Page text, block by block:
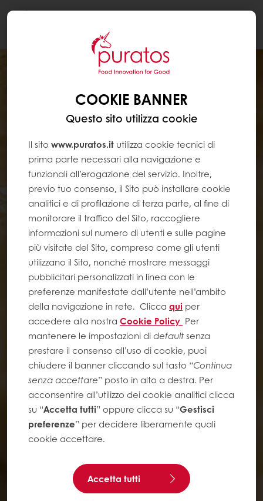
COOKIE BANNER
Questo sito utilizza cookie
Il sito www.puratos.it utilizza cookie tecnici di
prima parte necessari alla navigazione e
funzionali all’erogazione del servizio. Inoltre,
previo tuo consenso, il Sito può installare cookie
analitici e di profilazione di terza parte, al fine di
monitorare il traffico del Sito, raccogliere
informazioni sul numero di utenti e sulle pagine
più visitate del Sito, compreso come gli utenti
utilizzano il Sito, nonché mostrare messaggi
pubblicitari personalizzati in linea con le
preferenze manifestate dall’utente nell’ambito
della navigazione in rete. Clicca qui per
accedere alla nostra Cookie Policy Per
mantenere le impostazioni didefaultsenza
prestare il consenso all’uso di cookie, puoi
chiudere il banner cliccando sul tasto “Continua
senza accettare” posto in alto a destra. Per
acconsentire all’utilizzo dei cookie analitici clicca
su “Accetta tutti” oppure clicca su “Gestisci
preferenze” per decidere liberamente quali
cookie accettare.
Accetta tutti